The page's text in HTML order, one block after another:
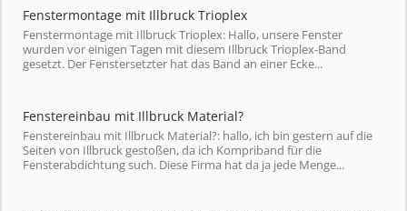
Fenstermontage mit Illbruck Trioplex
Fenstermontage mit Illbruck Trioplex: Hallo, unsere Fenster
wurden vor einigen Tagen mit diesem Illbruck Trioplex-Band
gesetzt. Der Fenstersetzter hat das Band an einer Ecke...
Fenstereinbau mit Illbruck Material?
Fenstereinbau mit Illbruck Material?: hallo, ich bin gestern auf die
Seiten von Illbruck gestoßen, da ich Kompriband für die
Fensterabdichtung such. Diese Firma hat da ja jede Menge...